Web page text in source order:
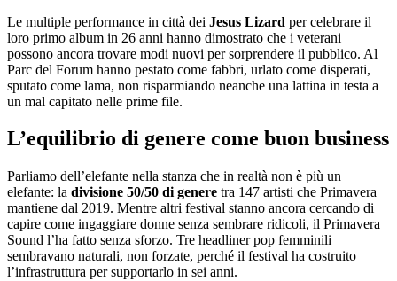
Le multiple performance in città dei Jesus Lizard per celebrare il
loro primo album in 26 anni hanno dimostrato che i veterani
possono ancora trovare modi nuovi per sorprendere il pubblico. Al
Parc del Forum hanno pestato come fabbri, urlato come disperati,
sputato come lama, non risparmiando neanche una lattina in testa a
un mal capitato nelle prime file.
L’equilibrio di genere come buon business
Parliamo dell’elefante nella stanza che in realtà non è più un
elefante: la divisione 50/50 di genere tra 147 artisti che Primavera
mantiene dal 2019. Mentre altri festival stanno ancora cercando di
capire come ingaggiare donne senza sembrare ridicoli, il Primavera
Sound l’ha fatto senza sforzo. Tre headliner pop femminili
sembravano naturali, non forzate, perché il festival ha costruito
l’infrastruttura per supportarlo in sei anni.